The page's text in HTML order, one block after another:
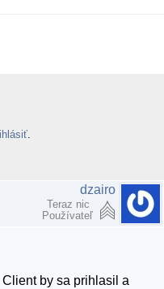
dzairo
Teraz nic
Používateľ
by sa prihlasil a